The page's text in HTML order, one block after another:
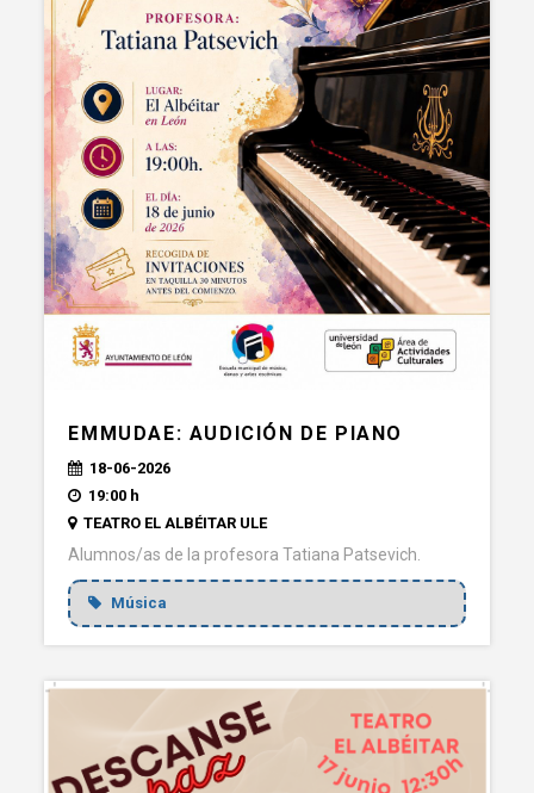
EMMUDAE: AUDICIÓN DE PIANO
18-06-2026
19:00 h
TEATRO EL ALBÉITAR ULE
Alumnos/as de la profesora Tatiana Patsevich.
Música